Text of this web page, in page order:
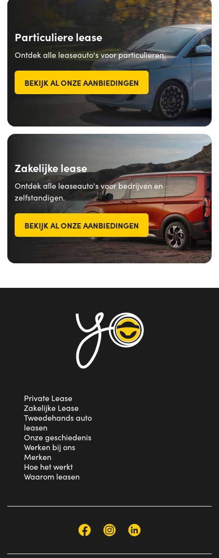
Particuliere lease
Ontdek alle leaseauto's voor particulieren.
BEKIJK AL ONZE AANBIEDINGEN
Zakelijke lease
Ontdek alle leaseauto's voor bedrijven en
zelfstandigen.
BEKIJK AL ONZE AANBIEDINGEN
Private Lease
Zakelijke Lease
Tweedehands auto
leasen
Onze geschiedenis
Werken bij ons
Merken
Hoe het werkt
Waarom leasen